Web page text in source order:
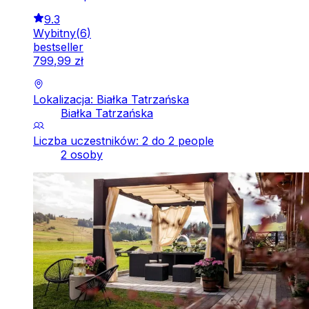
9.3
Wybitny(6)
bestseller
799,99 zł
Lokalizacja: Białka Tatrzańska
Białka Tatrzańska
Liczba uczestników: 2 do 2 people
2 osoby